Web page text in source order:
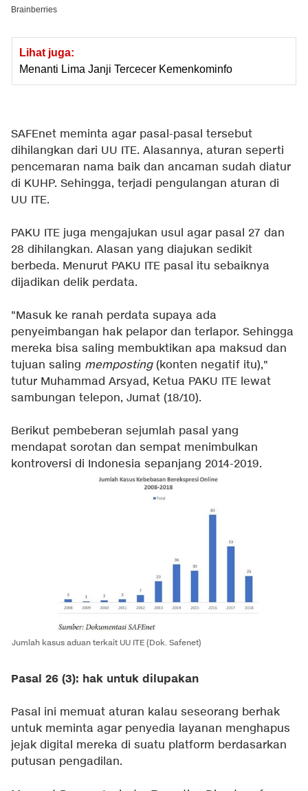
Lihat juga:
Menanti Lima Janji Tercecer Kemenkominfo
SAFEnet meminta agar pasal-pasal tersebut
dihilangkan dari UU ITE. Alasannya, aturan seperti
pencemaran nama baik dan ancaman sudah diatur
di KUHP. Sehingga, terjadi pengulangan aturan di
UU ITE.
PAKU ITE juga mengajukan usul agar pasal 27 dan
28 dihilangkan. Alasan yang diajukan sedikit
berbeda. Menurut PAKU ITE pasal itu sebaiknya
dijadikan delik perdata.
"Masuk ke ranah perdata supaya ada
penyeimbangan hak pelapor dan terlapor. Sehingga
mereka bisa saling membuktikan apa maksud dan
tujuan saling memposting(konten negatif itu),"
tutur Muhammad Arsyad, Ketua PAKU ITE lewat
sambungan telepon, Jumat (18/10).
Berikut pembeberan sejumlah pasal yang
mendapat sorotan dan sempat menimbulkan
kontroversi di Indonesia sepanjang 2014-2019.
Jumlah kasus aduan terkait UU ITE (Dok. Safenet)
Pasal 26 (3): hak untuk dilupakan
Pasal ini memuat aturan kalau seseorang berhak
untuk meminta agar penyedia layanan menghapus
jejak digital mereka di suatu platform berdasarkan
putusan pengadilan.